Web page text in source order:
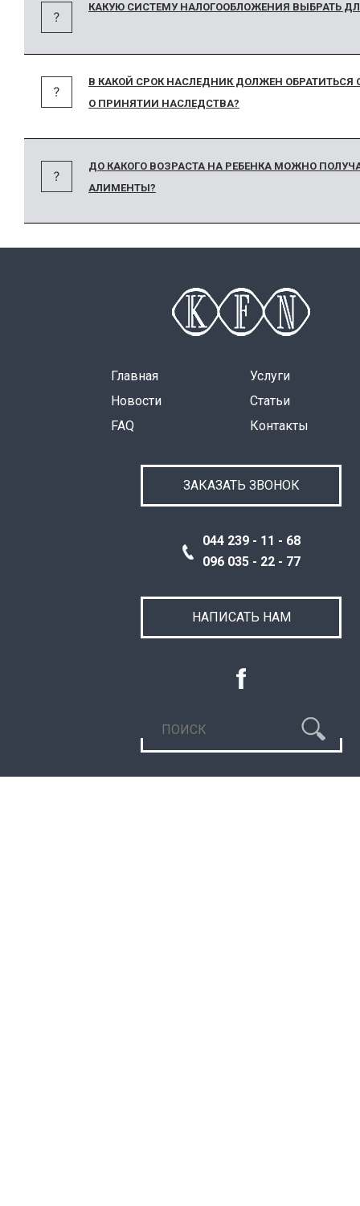
КАКУЮ СИСТЕМУ НАЛОГООБЛОЖЕНИЯ ВЫБРАТЬ
В КАКОЙ СРОК НАСЛЕДНИК ДОЛЖЕН ОБРАТИТЬСЯ
О ПРИНЯТИИ НАСЛЕДСТВА?
ДО КАКОГО ВОЗРАСТА НА РЕБЕНКА МОЖНО
АЛИМЕНТЫ?
Главная
Услуги
Новости
Статьи
FAQ
Контакты
ЗАКАЗАТЬ ЗВОНОК
044 239 - 11 - 68
096 035 - 22 - 77
НАПИСАТЬ НАМ